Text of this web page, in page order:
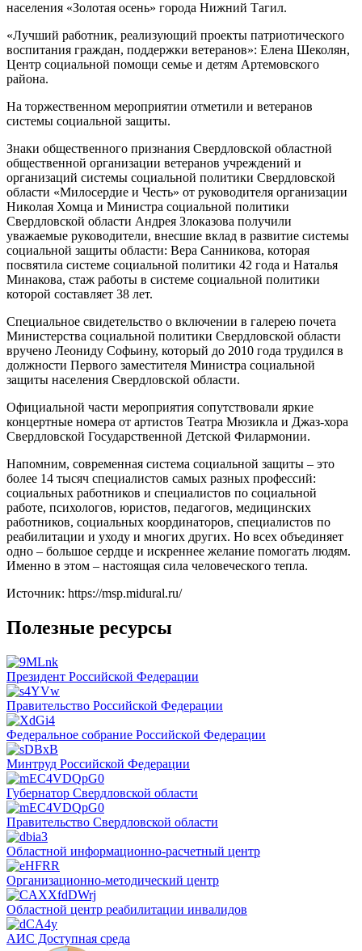
населения «Золотая осень» города Нижний Тагил.
«Лучший работник, реализующий проекты патриотического
воспитания граждан, поддержки ветеранов»: Елена Шеколян,
Центр социальной помощи семье и детям Артемовского
района.
На торжественном мероприятии отметили и ветеранов
системы социальной защиты.
Знаки общественного признания Свердловской областной
общественной организации ветеранов учреждений и
организаций системы социальной политики Свердловской
области «Милосердие и Честь» от руководителя организации
Николая Хомца и Министра социальной политики
Свердловской области Андрея Злоказова получили
уважаемые руководители, внесшие вклад в развитие системы
социальной защиты области: Вера Санникова, которая
посвятила системе социальной политики 42 года и Наталья
Минакова, стаж работы в системе социальной политики
которой составляет 38 лет.
Специальное свидетельство о включении в галерею почета
Министерства социальной политики Свердловской области
вручено Леониду Софьину, который до 2010 года трудился в
должности Первого заместителя Министра социальной
защиты населения Свердловской области.
Официальной части мероприятия сопутствовали яркие
концертные номера от артистов Театра Мюзикла и Джаз-хора
Свердловской Государственной Детской Филармонии.
Напомним, современная система социальной защиты – это
более 14 тысяч специалистов самых разных профессий:
социальных работников и специалистов по социальной
работе, психологов, юристов, педагогов, медицинских
работников, социальных координаторов, специалистов по
реабилитации и уходу и многих других. Но всех объединяет
одно – большое сердце и искреннее желание помогать людям.
Именно в этом – настоящая сила человеческого тепла.
Источник: https://msp.midural.ru/
Полезные ресурсы
Президент Российской Федерации
Правительство Российской Федерации
Федеральное собрание Российской Федерации
Минтруд Российской Федерации
Губернатор Свердловской области
Правительство Свердловской области
Областной информационно-расчетный центр
Организационно-методический центр
Областной центр реабилитации инвалидов
АИС Доступная среда